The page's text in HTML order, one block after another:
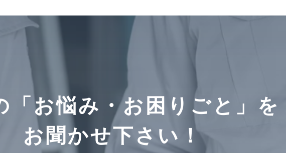
「お悩み・お困りごと」を
お聞かせ下さい！